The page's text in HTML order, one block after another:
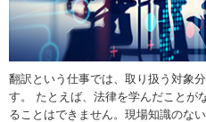
翻訳という仕事では、取り扱う対象
す。 たとえば、法律を学んだことが
ることはできません。現場知識のな